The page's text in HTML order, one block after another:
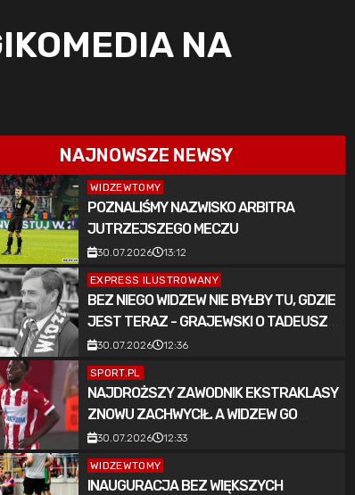
NA
NAJNOWSZE NEWSY
WIDZEWTOMY
POZNALIŚMY NAZWISKO ARBITRA
JUTRZEJSZEGO MECZU
30.07.2026 13:12
EXPRESS ILUSTROWANY
BEZ NIEGO WIDZEW NIE BYŁBY TU, GDZIE
JEST TERAZ - GRAJEWSKI O TADEUSZU
GAPIŃSKIM
30.07.2026 12:36
SPORT.PL
NAJDROŻSZY ZAWODNIK EKSTRAKLASY
ZNOWU ZACHWYCIŁ. A WIDZEW GO
SKREŚLIŁ
30.07.2026 12:33
WIDZEWTOMY
INAUGURACJA BEZ WIĘKSZYCH